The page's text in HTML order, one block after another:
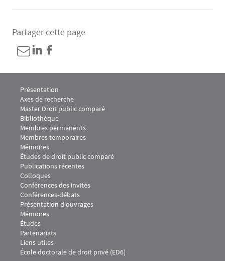
Partager cette page
Menu Footer CDPC 1
Présentation
Axes de recherche
Master Droit public comparé
Bibliothèque
Menu Footer CDPC 2
Membres permanents
Membres temporaires
Mémoires
Études de droit public comparé
Menu Footer CDPC 3
Publications récentes
Colloques
Conférences des invités
Conférences-débats
Présentation d'ouvrages
Menu Footer CDPC 4
Mémoires
Études
Menu Footer CDPC 5
Partenariats
Liens utiles
École doctorale de droit privé (ED6)